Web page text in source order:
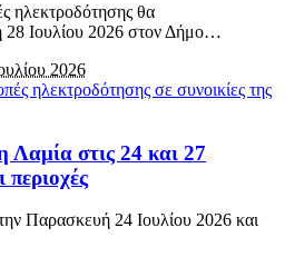
ηλεκτροδότησης θα
28 Ιουλίου 2026 στον Δήμο…
2026
Λαμία στις 24 και 27
περιοχές
Παρασκευή 24 Ιουλίου 2026 και